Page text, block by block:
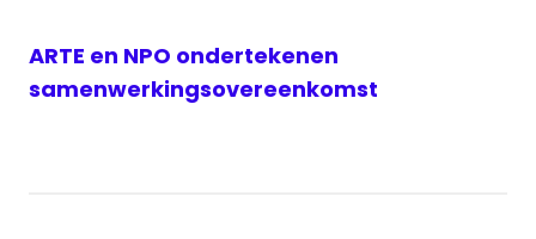
ARTE en NPO ondertekenen
samenwerkingsovereenkomst